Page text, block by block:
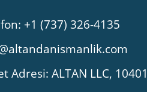
+1 (737) 326-4135
Adresi: ALTAN LLC,